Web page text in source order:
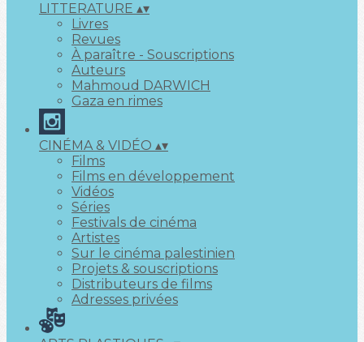
LITTERATURE ▴▾
Livres
Revues
À paraître - Souscriptions
Auteurs
Mahmoud DARWICH
Gaza en rimes
CINÉMA & VIDÉO ▴▾
Films
Films en développement
Vidéos
Séries
Festivals de cinéma
Artistes
Sur le cinéma palestinien
Projets & souscriptions
Distributeurs de films
Adresses privées